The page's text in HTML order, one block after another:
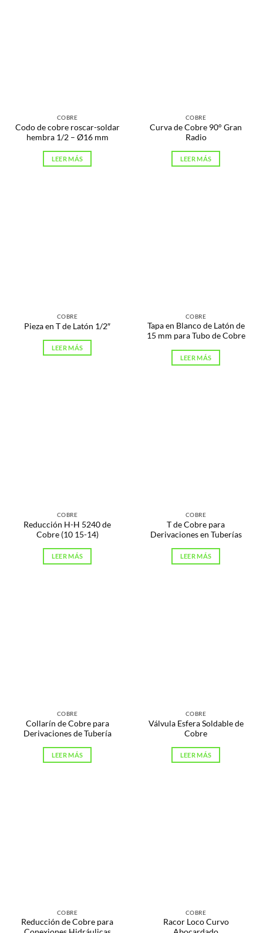
COBRE
Codo de cobre roscar-soldar
hembra 1/2 – Ø16 mm
LEER MÁS
COBRE
Curva de Cobre 90° Gran
Radio
LEER MÁS
COBRE
Pieza en T de Latón 1/2″
LEER MÁS
COBRE
Tapa en Blanco de Latón de
15 mm para Tubo de Cobre
LEER MÁS
COBRE
Reducción H-H 5240 de
Cobre (10 15-14)
LEER MÁS
COBRE
T de Cobre para
Derivaciones en Tuberías
LEER MÁS
COBRE
Collarín de Cobre para
Derivaciones de Tubería
LEER MÁS
COBRE
Válvula Esfera Soldable de
Cobre
LEER MÁS
COBRE
Reducción de Cobre para
COBRE
Racor Loco Curvo